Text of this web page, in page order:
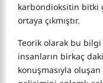
karbondioksitin bitki
ortaya çıkmıştır.
Teorik olarak bu
insanların birkaç
konuşmasıyla